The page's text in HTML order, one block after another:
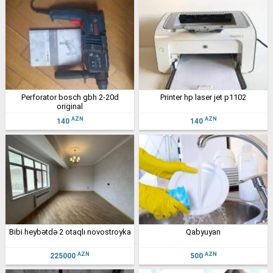
perforator bosch gbh 2-20d
original
140 AZN
printer hp laser jet p1102
140 AZN
bibi heybətdə 2 otaqlı novostroyka
225000 AZN
qabyuyan
500 AZN